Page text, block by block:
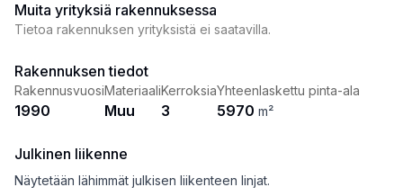
Muita yrityksiä rakennuksessa
Tietoa rakennuksen yrityksistä ei saatavilla.
Rakennuksen tiedot
Rakennusvuosi
1990
Materiaali
Muu
Kerroksia
3
Yhteenlaskettu pinta-ala
5970 m²
Julkinen liikenne
Näytetään lähimmät julkisen liikenteen linjat.